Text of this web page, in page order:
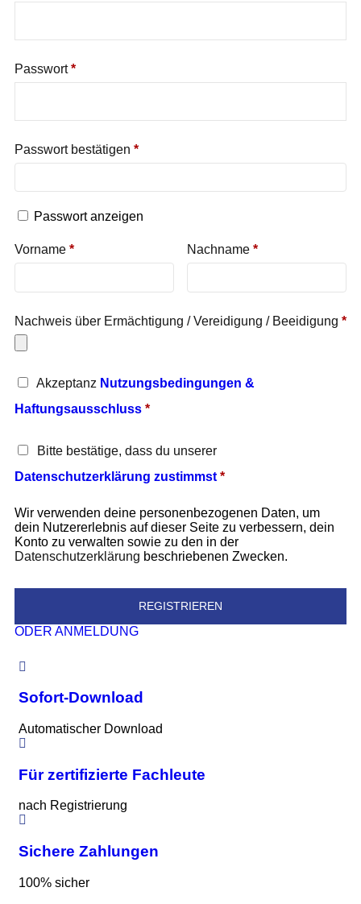
Passwort*
Passwort bestätigen *
Passwort anzeigen
Vorname * Nachname*
Nachweis über Ermächtigung / Vereidigung / Beeidigung *
Akzeptanz Nutzungsbedingungen &
Haftungsausschluss *
Bitte bestätige, dass du unserer
Datenschutzerklärung zustimmst *
Wir verwenden deine personenbezogenen Daten, um
dein Nutzererlebnis auf dieser Seite zu verbessern, dein
Konto zu verwalten sowie zu den in der
Datenschutzerklärung beschriebenen Zwecken.
REGISTRIEREN
ODER ANMELDUNG
Sofort-Download
Automatischer Download
Für zertifizierte Fachleute
nach Registrierung
Sichere Zahlungen
100% sicher